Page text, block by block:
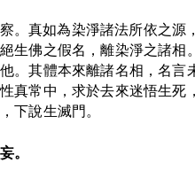
。真如為染淨諸法所依之源
生佛之假名，離染淨之諸相
。其體本來離諸名相，名言
真常中，求於去來迷悟生死
下說生滅門。
。